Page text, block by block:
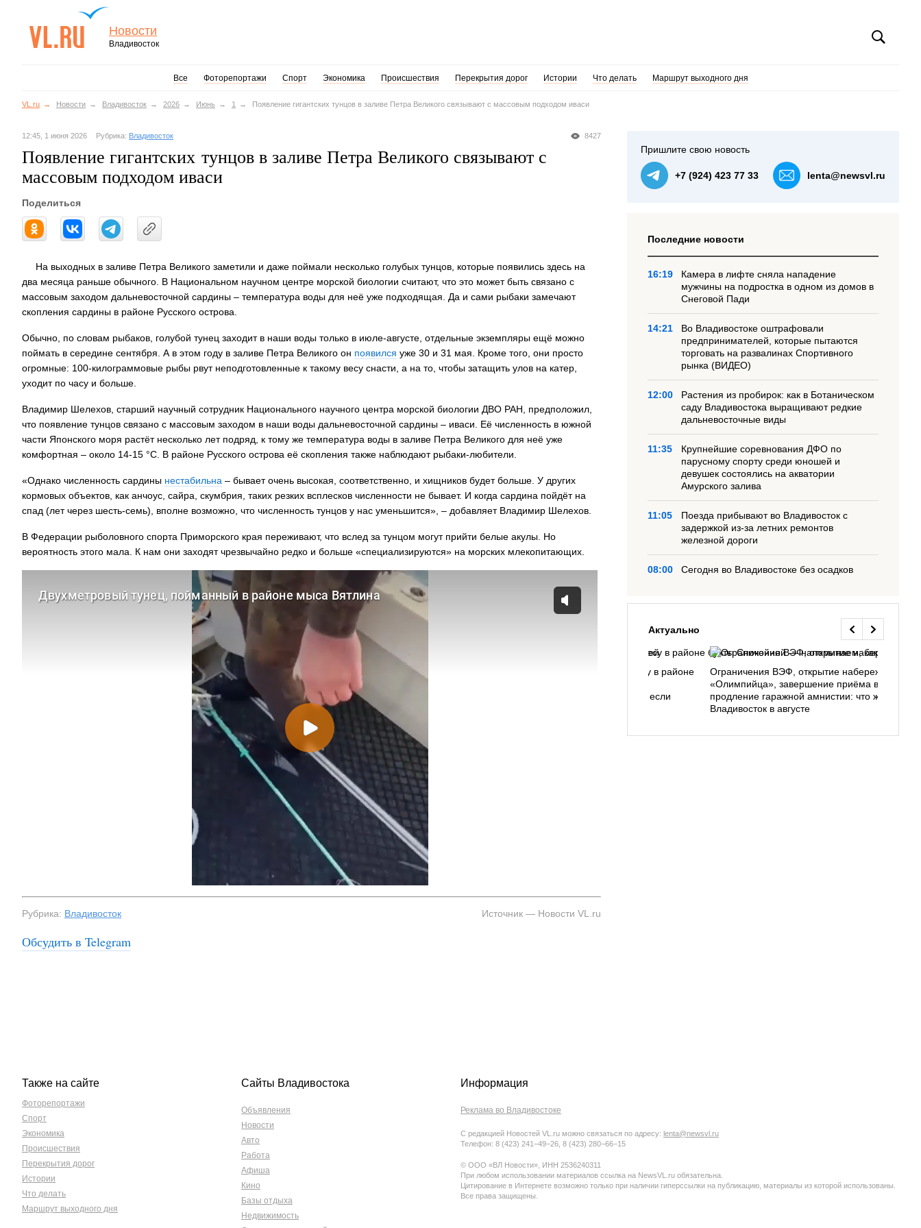
Новости
Владивосток
Все Фоторепортажи Спорт Экономика Происшествия Перекрытия дорог Истории Что делать Маршрут выходного дня
VL.ru Новости Владивосток 2026 Июнь 1 Появление гигантских тунцов в заливе Петра Великого связывают с массовым подходом иваси
8427
12:45, 1 июня 2026 Рубрика: Владивосток
Появление гигантских тунцов в заливе Петра Великого связывают с
массовым подходом иваси
Поделиться
На выходных в заливе Петра Великого заметили и даже поймали несколько голубых тунцов, которые появились здесь на
два месяца раньше обычного. В Национальном научном центре морской биологии считают, что это может быть связано с
массовым заходом дальневосточной сардины – температура воды для неё уже подходящая. Да и сами рыбаки замечают
скопления сардины в районе Русского острова.
Обычно, по словам рыбаков, голубой тунец заходит в наши воды только в июле-августе, отдельные экземпляры ещё можно
поймать в середине сентября. А в этом году в заливе Петра Великого он появился уже 30 и 31 мая. Кроме того, они просто
огромные: 100-килограммовые рыбы рвут неподготовленные к такому весу снасти, а на то, чтобы затащить улов на катер,
уходит по часу и больше.
Владимир Шелехов, старший научный сотрудник Национального научного центра морской биологии ДВО РАН, предположил,
что появление тунцов связано с массовым заходом в наши воды дальневосточной сардины – иваси. Её численность в южной
части Японского моря растёт несколько лет подряд, к тому же температура воды в заливе Петра Великого для неё уже
комфортная – около 14-15 °С. В районе Русского острова её скопления также наблюдают рыбаки-любители.
«Однако численность сардины нестабильна – бывает очень высокая, соответственно, и хищников будет больше. У других
кормовых объектов, как анчоус, сайра, скумбрия, таких резких всплесков численности не бывает. И когда сардина пойдёт на
спад (лет через шесть-семь), вполне возможно, что численность тунцов у нас уменьшится», – добавляет Владимир Шелехов.
В Федерации рыболовного спорта Приморского края переживают, что вслед за тунцом могут прийти белые акулы. Но
вероятность этого мала. К нам они заходят чрезвычайно редко и больше «специализируются» на морских млекопитающих.
Рубрика: Владивосток Источник — Новости VL.ru
Обсудить в Telegram
Пришлите свою новость
+7 (924) 423 77 33 lenta@newsvl.ru
Последние новости
16:19
Камера в лифте сняла нападение
мужчины на подростка в одном из домов в
Снеговой Пади
14:21
Во Владивостоке оштрафовали
предпринимателей, которые пытаются
торговать на развалинах Спортивного
рынка (ВИДЕО)
12:00
Растения из пробирок: как в Ботаническом
саду Владивостока выращивают редкие
дальневосточные виды
11:35
Крупнейшие соревнования ДФО по
парусному спорту среди юношей и
девушек состоялись на акватории
Амурского залива
11:05
Поезда прибывают во Владивосток с
задержкой из-за летних ремонтов
железной дороги
08:00 Сегодня во Владивостоке без осадков
Актуально
На заправках Владивостока снова подорожало
топливо – рост от 26 копеек до 17 рублей
Семья с ребёнком заблудилась в лесу в районе
подготовиться к походу, и что делать, если
Ограничения ВЭФ, открытие набережной у
«Олимпийца», завершение приёма в вузы,
продление гаражной амнистии: что ждёт
Владивосток в августе
Также на сайте
Фоторепортажи
Спорт
Экономика
Происшествия
Перекрытия дорог
Истории
Что делать
Маршрут выходного дня
Сайты Владивостока
Объявления
Новости
Авто
Работа
Афиша
Кино
Базы отдыха
Недвижимость
Информация
Реклама во Владивостоке
С редакцией Новостей VL.ru можно связаться по адресу: lenta@newsvl.ru
Телефон: 8 (423) 241−49−26, 8 (423) 280−66−15
© ООО «ВЛ Новости», ИНН 2536240311
При любом использовании материалов ссылка на NewsVL.ru обязательна.
Цитирование в Интернете возможно только при наличии гиперссылки на публикацию, материалы из которой использованы.
Все права защищены.